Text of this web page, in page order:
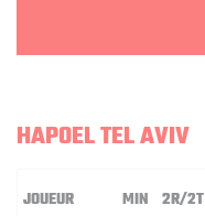
HAPOEL TEL AVIV
JOUEUR MIN 2R/2T